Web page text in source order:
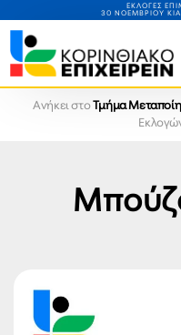
ΕΚΛΟΓΕΣ
30 ΝΟΕΜΒΡΙΟΥ
Ανήκει στοΤμήμα